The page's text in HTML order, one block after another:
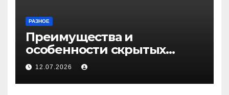
РАЗНОЕ
Преимущества и
особенности скрытых
дверей
12.07.2026